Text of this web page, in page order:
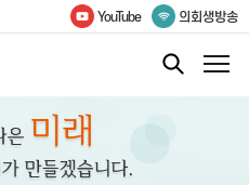
YouTube 의회생방송